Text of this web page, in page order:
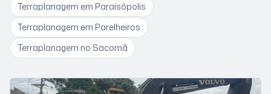
Terraplanagem em Paraisópolis
Terraplanagem em Parelheiros
Terraplanagem no Sacomã